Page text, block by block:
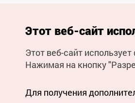
(с) Национальная организация
защищены
Для извещения об ошибках и
russian@knto.or.kr
Этот веб-сайт
Этот веб-сайт
Нажимая на кнопку
Для получения